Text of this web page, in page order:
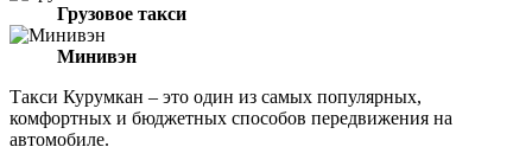
Грузовое такси
Минивэн
Такси Курумкан – это один из самых популярных,
комфортных и бюджетных способов передвижения на
автомобиле.